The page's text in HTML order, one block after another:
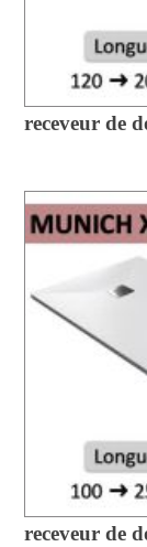
receveur de
receveur de